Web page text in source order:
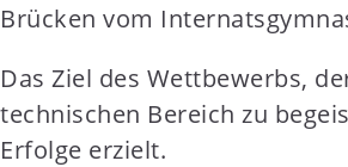
Brücken vom
Das Ziel des Wettbewerbs,
technischen Bereich zu
Erfolge erzielt.